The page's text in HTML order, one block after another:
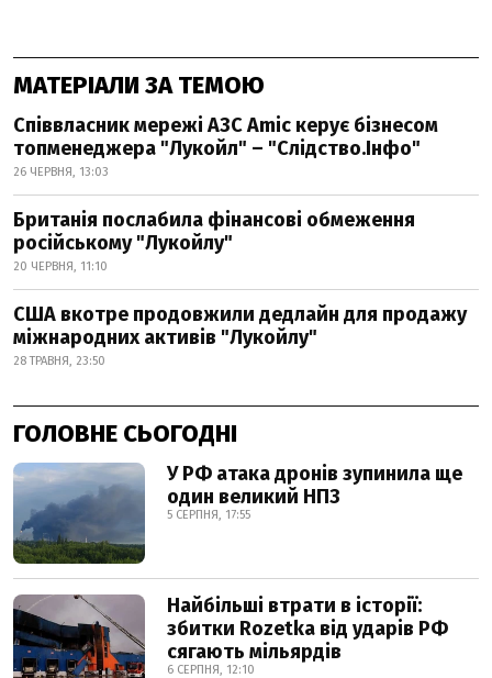
МАТЕРІАЛИ ЗА ТЕМОЮ
Співвласник мережі АЗС Amic керує бізнесом
топменеджера "Лукойл" – "Слідство.Інфо"
26 ЧЕРВНЯ, 13:03
Британія послабила фінансові обмеження
російському "Лукойлу"
20 ЧЕРВНЯ, 11:10
США вкотре продовжили дедлайн для продажу
міжнародних активів "Лукойлу"
28 ТРАВНЯ, 23:50
ГОЛОВНЕ СЬОГОДНІ
У РФ атака дронів зупинила ще
один великий НПЗ
5 СЕРПНЯ, 17:55
Найбільші втрати в історії:
збитки Rozetka від ударів РФ
сягають мільярдів
6 СЕРПНЯ, 12:10